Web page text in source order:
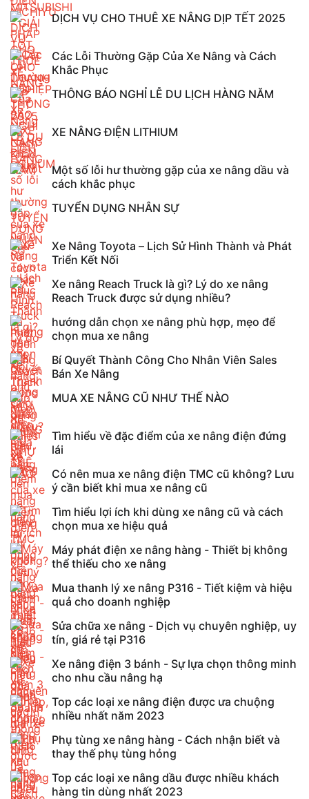
DỊCH VỤ CHO THUÊ XE NÂNG DỊP TẾT 2025
Các Lỗi Thường Gặp Của Xe Nâng và Cách
Khắc Phục
THÔNG BÁO NGHỈ LỄ DU LỊCH HÀNG NĂM
XE NÂNG ĐIỆN LITHIUM
Một số lỗi hư thường gặp của xe nâng dầu và
cách khắc phục
TUYỂN DỤNG NHÂN SỰ
Xe Nâng Toyota – Lịch Sử Hình Thành và Phát
Triển Kết Nối
Xe nâng Reach Truck là gì? Lý do xe nâng
Reach Truck được sử dụng nhiều?
hướng dẫn chọn xe nâng phù hợp, mẹo để
chọn mua xe nâng
Bí Quyết Thành Công Cho Nhân Viên Sales
Bán Xe Nâng
MUA XE NÂNG CŨ NHƯ THẾ NÀO
Tìm hiểu về đặc điểm của xe nâng điện đứng
lái
Có nên mua xe nâng điện TMC cũ không? Lưu
ý cần biết khi mua xe nâng cũ
Tìm hiểu lợi ích khi dùng xe nâng cũ và cách
chọn mua xe hiệu quả
Máy phát điện xe nâng hàng - Thiết bị không
thể thiếu cho xe nâng
Mua thanh lý xe nâng P316 - Tiết kiệm và hiệu
quả cho doanh nghiệp
Sửa chữa xe nâng - Dịch vụ chuyên nghiệp, uy
tín, giá rẻ tại P316
Xe nâng điện 3 bánh - Sự lựa chọn thông minh
cho nhu cầu nâng hạ
Top các loại xe nâng điện được ưa chuộng
nhiều nhất năm 2023
Phụ tùng xe nâng hàng - Cách nhận biết và
thay thế phụ tùng hỏng
Top các loại xe nâng dầu được nhiều khách
hàng tin dùng nhất 2023